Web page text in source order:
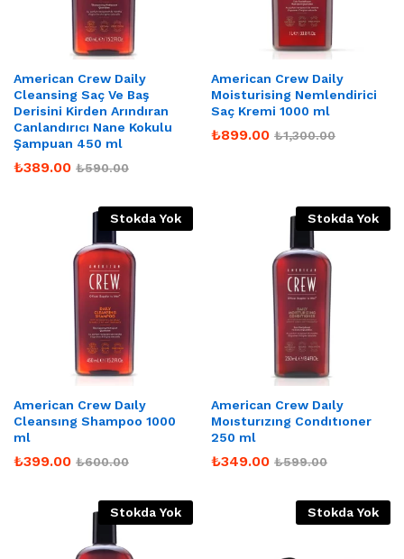
American Crew Daily
Cleansing Saç Ve Baş
Derisini Kirden Arındıran
Canlandırıcı Nane Kokulu
Şampuan 450 ml
₺389.00 ₺590.00
American Crew Daily
Moisturising Nemlendirici
Saç Kremi 1000 ml
₺899.00 ₺1,300.00
Stokda Yok
American Crew Daıly
Cleansıng Shampoo 1000
ml
₺399.00 ₺600.00
Stokda Yok
American Crew Daıly
Moısturızıng Condıtıoner
250 ml
₺349.00 ₺599.00
Stokda Yok Stokda Yok